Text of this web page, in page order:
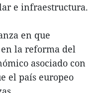
e infraestructura.
en que
la reforma del
asociado con
el país europeo